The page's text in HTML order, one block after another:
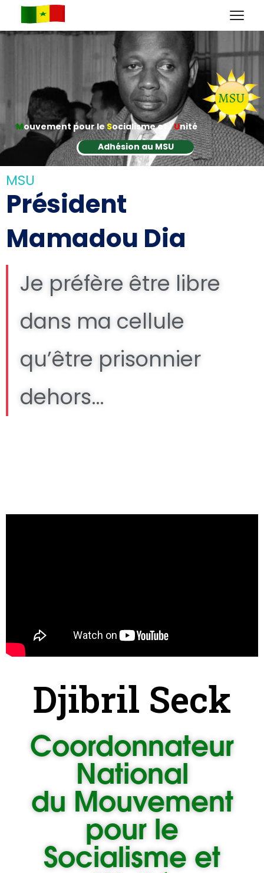
Mouvement pour leSocialisme et l'Unité
Adhésion au MSU
MSU
Président
Mamadou Dia
Je préfère être libre
dans ma cellule
qu’être prisonnier
dehors…
Djibril Seck
Coordonnateur
National
du Mouvement
pour le
Socialisme et